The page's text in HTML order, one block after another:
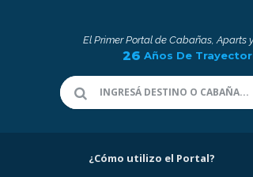
El Primer Portal de Cabañas, Aparts
26 Años De
¿Cómo utilizo el Portal?